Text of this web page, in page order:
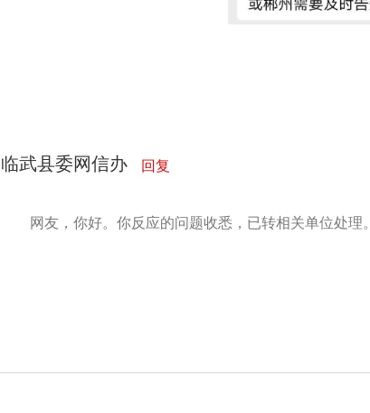
临武县委网信办 回复
网友，你好。你反应的问题收悉，已转相关单位处理。